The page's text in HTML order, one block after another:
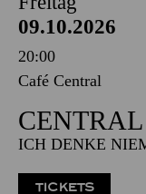
SCHAUSPIEL ESSEN
Freitag
09.10.2026
20:00
Café Central
CENTRAL